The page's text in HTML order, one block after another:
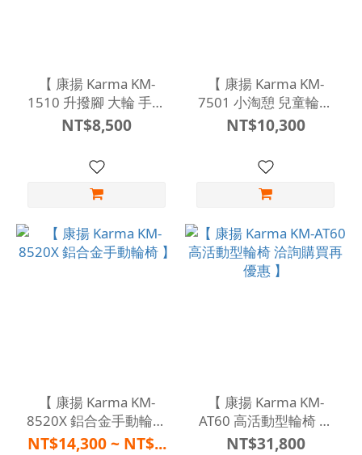
【 康揚 Karma KM-
1510 升撥腳 大輪 手動
輪椅 】
NT$8,500
【 康揚 Karma KM-
7501 小淘憩 兒童輪椅
】
NT$10,300
【 康揚 Karma KM-
8520X 鋁合金手動輪椅
】
NT$14,300 ~ NT$...
【 康揚 Karma KM-
AT60 高活動型輪椅 洽
詢購買再優惠 】
NT$31,800